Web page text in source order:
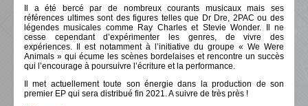
Il a été bercé par de nombreux courants musicaux mais ses
références ultimes sont des figures telles que Dr Dre, 2PAC ou des
légendes musicales comme Ray Charles et Stevie Wonder. Il ne
cesse cependant d’expérimenter les genres, de vivre des
expériences. Il est notamment à l’initiative du groupe « We Were
Animals » qui écume les scènes bordelaises et rencontre un succès
qui l’encourage à poursuivre l’écriture et la performance.
Il met actuellement toute son énergie dans la production de son
premier EP qui sera distribué fin 2021. A suivre de très près !